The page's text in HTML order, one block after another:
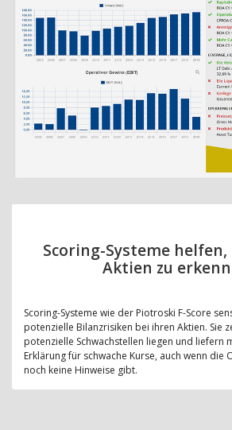
Scoring-Systeme helfen,
Aktien zu
Scoring-Systeme wie der Piotroski F-Score
potenzielle Bilanzrisiken bei ihren Aktien. Sie
potenzielle Schwachstellen liegen und liefern
Erklärung für schwache Kurse, auch wenn die
noch keine Hinweise gibt.